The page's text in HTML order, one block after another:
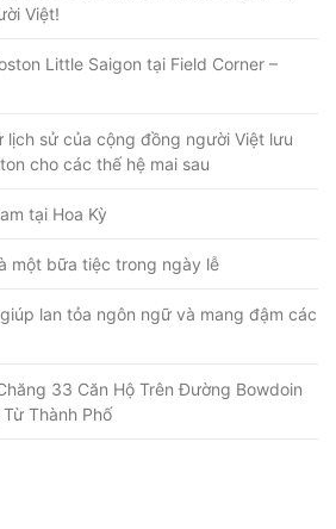
Việt!
Little Saigon tại Field Corner –
lịch sử của cộng đồng người Việt lưu
cho các thế hệ mai sau
tại Hoa Kỳ
một bữa tiệc trong ngày lễ
lan tỏa ngôn ngữ và mang đậm các
33 Căn Hộ Trên Đường Bowdoin
Thành Phố